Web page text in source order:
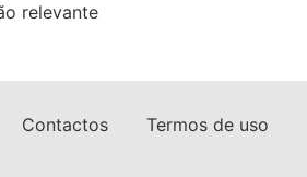
relevante
Contactos Termos de uso